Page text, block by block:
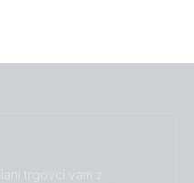
trgovci vam z